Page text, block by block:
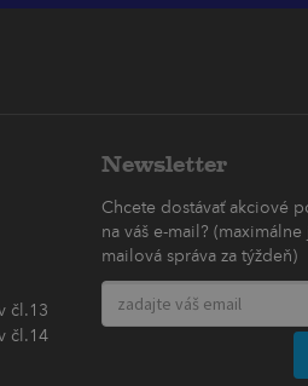
čl.13
čl.14
Newsletter
Chcete dostávať akciové
na váš e-mail? (maximálne
mailová správa za týždeň)